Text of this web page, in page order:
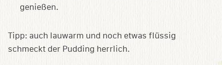
genießen.
Tipp: auch lauwarm und noch etwas flüssig
schmeckt der Pudding herrlich.